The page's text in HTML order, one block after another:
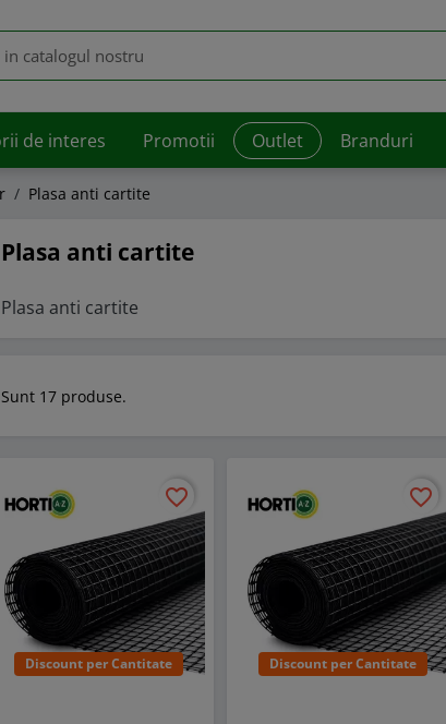
de interes Promotii Outlet Branduri
Plasa anti cartite
Plasa anti cartite
Plasa anti cartite
Sunt 17 produse.
Discount per Cantitate
favorite_border
favorite_border
Discount per Cantitate
favorite_border
favorite_border